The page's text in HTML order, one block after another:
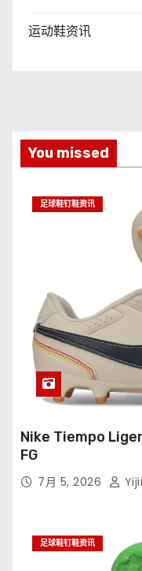
运动鞋资讯
You missed
足球鞋钉鞋资讯
Nike Tiempo
FG
7月 5, 2026
足球鞋钉鞋资讯